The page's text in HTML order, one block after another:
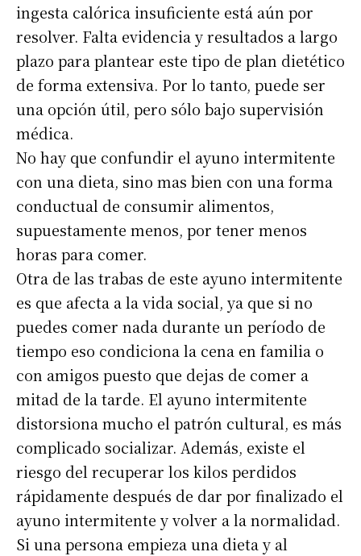
Suscribirme gratis
Dirección de correo electrónico
Nombre
Apellidos
ingesta calórica insuficiente está aún por
resolver. Falta evidencia y resultados a largo
plazo para plantear este tipo de plan dietético
de forma extensiva. Por lo tanto, puede ser
una opción útil, pero sólo bajo supervisión
médica.
No hay que confundir el ayuno intermitente
con una dieta, sino mas bien con una forma
conductual de consumir alimentos,
supuestamente menos, por tener menos
horas para comer.
Otra de las trabas de este ayuno intermitente
es que afecta a la vida social, ya que si no
puedes comer nada durante un período de
tiempo eso condiciona la cena en familia o
con amigos puesto que dejas de comer a
mitad de la tarde. El ayuno intermitente
distorsiona mucho el patrón cultural, es más
complicado socializar. Además, existe el
riesgo del recuperar los kilos perdidos
rápidamente después de dar por finalizado el
ayuno intermitente y volver a la normalidad.
Si una persona empieza una dieta y al